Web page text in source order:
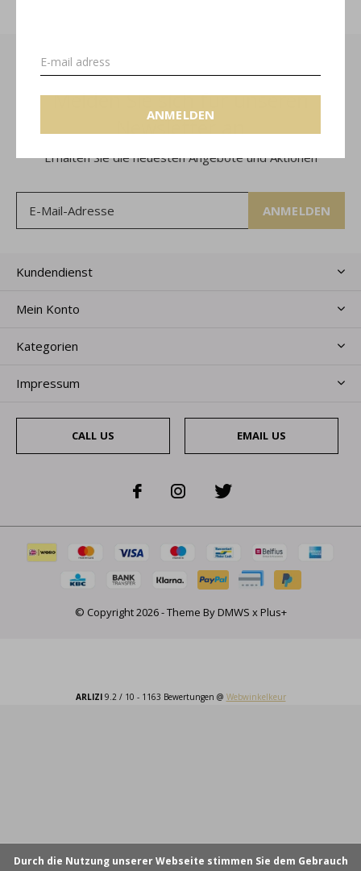
ANMELDEN
Melden Sie sich für unseren
Newsletter an
Erhalten Sie die neuesten Angebote und Aktionen
ANMELDEN
Kundendienst
Mein Konto
Kategorien
Impressum
CALL US EMAIL US
© Copyright2026- Theme ByDMWS xPlus+
ARLIZI9.2/ 10 - 1163 Bewertungen @ Webwinkelkeur
Durch die Nutzung unserer Webseite stimmen Sie dem Gebrauch